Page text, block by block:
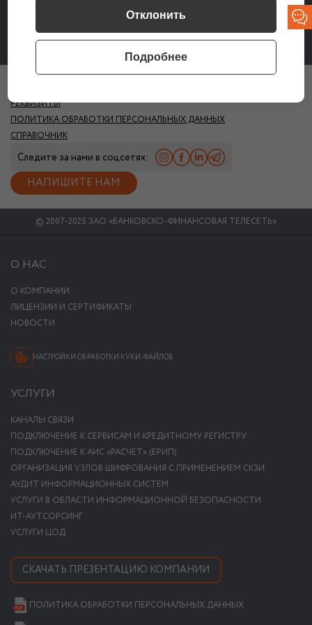
РЕКВИЗИТЫ
ПОЛИТИКА ОБРАБОТКИ ПЕРСОНАЛЬНЫХ ДАННЫХ
СПРАВОЧНИК
Следите за нами в соцсетях:
НАПИШИТЕ НАМ
© 2007-2025 ЗАО «БАНКОВСКО-ФИНАНСОВАЯ ТЕЛЕСЕТЬ»
О НАС
О КОМПАНИИ
ЛИЦЕНЗИИ И СЕРТИФИКАТЫ
НОВОСТИ
НАСТРОЙКИ ОБРАБОТКИ КУКИ-ФАЙЛОВ
УСЛУГИ
КАНАЛЫ СВЯЗИ
ПОДКЛЮЧЕНИЕ К СЕРВИСАМ И КРЕДИТНОМУ РЕГИСТРУ
ПОДКЛЮЧЕНИЕ К АИС «РАСЧЕТ» (ЕРИП)
ОРГАНИЗАЦИЯ УЗЛОВ ШИФРОВАНИЯ С ПРИМЕНЕНИЕМ СКЗИ
АУДИТ ИНФОРМАЦИОННЫХ СИСТЕМ
УСЛУГИ В ОБЛАСТИ ИНФОРМАЦИОННОЙ БЕЗОПАСНОСТИ
ИТ-АУТСОРСИНГ
УСЛУГИ ЦОД
СКАЧАТЬ ПРЕЗЕНТАЦИЮ КОМПАНИИ
ПОЛИТИКА ОБРАБОТКИ ПЕРСОНАЛЬНЫХ ДАННЫХ
Отклонить
Подробнее